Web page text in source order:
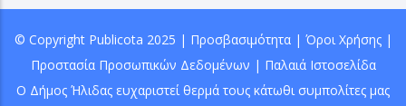
© Copyright Publicota 2025 | Προσβασιμότητα| Όροι Χρήσης|
Προστασία Προσωπικών Δεδομένων | Παλαιά Ιστοσελίδα
Ο Δήμος Ήλιδας ευχαριστεί θερμά τους κάτωθι συμπολίτες μας